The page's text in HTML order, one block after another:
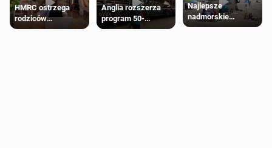
HMRC ostrzega
rodziców
pobierających Child
Anglia rozszerza
program 50-
procentowych
Najlepsze
nadmorskie
miasteczko blisko